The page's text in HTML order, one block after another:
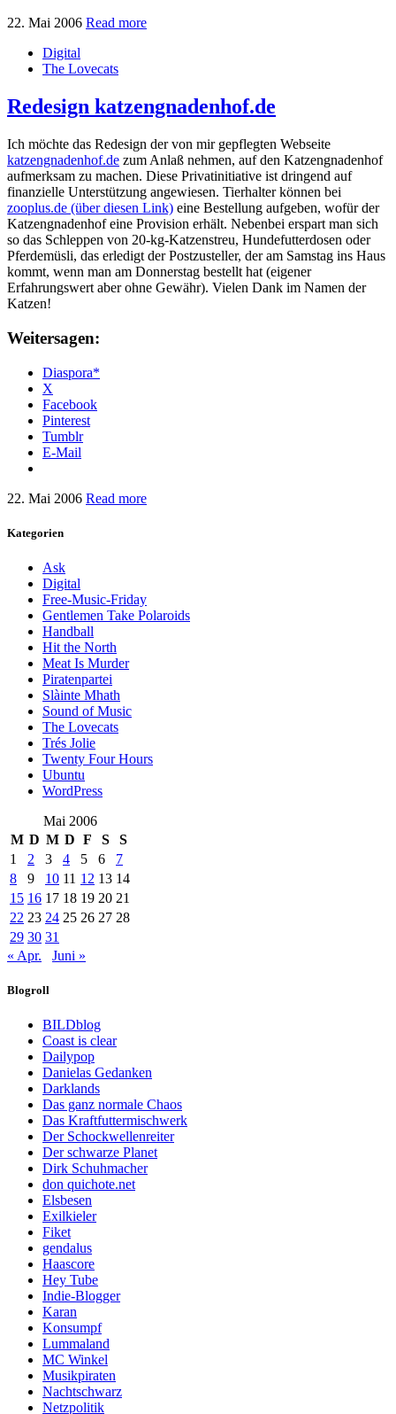
22. Mai 2006 Read more
Digital
The Lovecats
Redesign katzengnadenhof.de
Ich möchte das Redesign der von mir gepflegten Webseite
katzengnadenhof.de zum Anlaß nehmen, auf den Katzengnadenhof
aufmerksam zu machen. Diese Privatinitiative ist dringend auf
finanzielle Unterstützung angewiesen. Tierhalter können bei
zooplus.de (über diesen Link) eine Bestellung aufgeben, wofür der
Katzengnadenhof eine Provision erhält. Nebenbei erspart man sich
so das Schleppen von 20-kg-Katzenstreu, Hundefutterdosen oder
Pferdemüsli, das erledigt der Postzusteller, der am Samstag ins Haus
kommt, wenn man am Donnerstag bestellt hat (eigener
Erfahrungswert aber ohne Gewähr). Vielen Dank im Namen der
Katzen!
Weitersagen:
Diaspora*
X
Facebook
Pinterest
Tumblr
E-Mail
22. Mai 2006 Read more
Kategorien
Ask
Digital
Free-Music-Friday
Gentlemen Take Polaroids
Handball
Hit the North
Meat Is Murder
Piratenpartei
Slàinte Mhath
Sound of Music
The Lovecats
Trés Jolie
Twenty Four Hours
Ubuntu
WordPress
Mai 2006
M D M D F S
S
1
2 3 4 5 6
7
8
9 10 11 12 13 14
15 16 17 18 19 20 21
22 23 24 25 26 27 28
29 30 31
« Apr.
Juni »
Blogroll
BILDblog
Coast is clear
Dailypop
Danielas Gedanken
Darklands
Das ganz normale Chaos
Das Kraftfuttermischwerk
Der Schockwellenreiter
Der schwarze Planet
Dirk Schuhmacher
don quichote.net
Elsbesen
Exilkieler
Fiket
gendalus
Haascore
Hey Tube
Indie-Blogger
Karan
Konsumpf
Lummaland
MC Winkel
Musikpiraten
Nachtschwarz
Netzpolitik